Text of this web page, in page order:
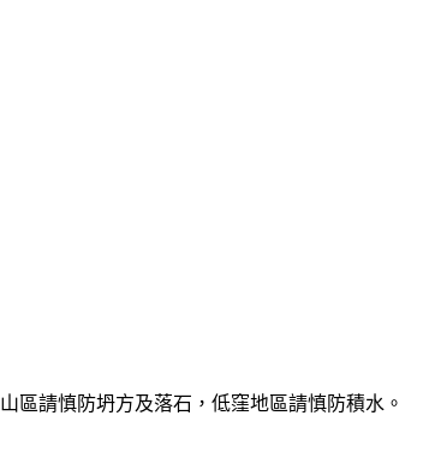
區請慎防坍方及落石，低窪地區請慎防積水。